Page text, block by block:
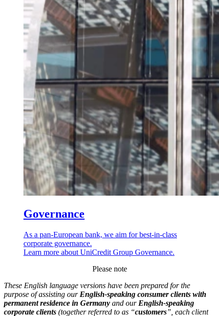
Governance
As a pan-European bank, we aim for best-in-class
corporate governance.
Learn more about UniCredit Group Governance.
Please note
These English language versions have been prepared for the
purpose of assisting our English-speaking consumer clients with
permanent residence in Germany and our English-speaking
corporate clients (together referred to as “customers”, each client